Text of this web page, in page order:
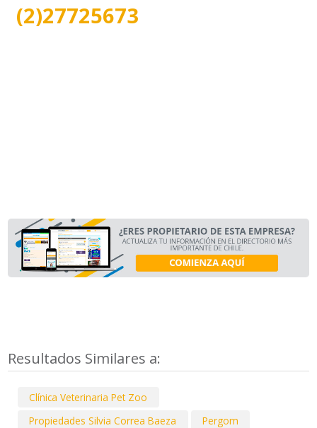
(2)27725673
Resultados Similares a:
Clínica Veterinaria Pet Zoo
Propiedades Silvia Correa Baeza
Pergom